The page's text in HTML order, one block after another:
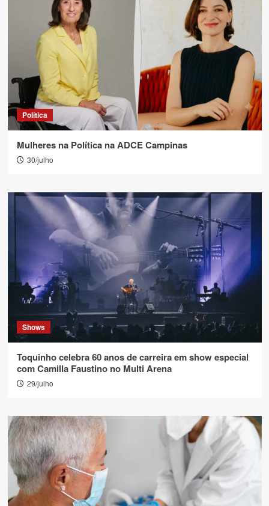
Política
Mulheres na Política na ADCE Campinas
30/julho
Shows
Toquinho celebra 60 anos de carreira em show especial
com Camilla Faustino no Multi Arena
29/julho